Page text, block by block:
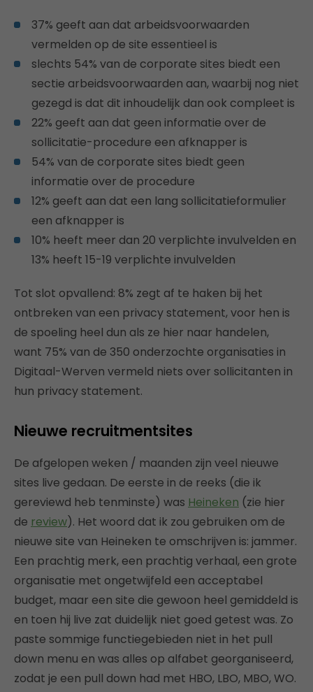
37% geeft aan dat arbeidsvoorwaarden
vermelden op de site essentieel is
slechts 54% van de corporate sites biedt een
sectie arbeidsvoorwaarden aan, waarbij nog niet
gezegd is dat dit inhoudelijk dan ook compleet is
22% geeft aan dat geen informatie over de
sollicitatie-procedure een afknapper is
54% van de corporate sites biedt geen
informatie over de procedure
12% geeft aan dat een lang sollicitatieformulier
een afknapper is
10% heeft meer dan 20 verplichte invulvelden en
13% heeft 15-19 verplichte invulvelden
Tot slot opvallend: 8% zegt af te haken bij het
ontbreken van een privacy statement, voor hen is
de spoeling heel dun als ze hier naar handelen,
want 75% van de 350 onderzochte organisaties in
Digitaal-Werven vermeld niets over sollicitanten in
hun privacy statement.
Nieuwe recruitmentsites
De afgelopen weken / maanden zijn veel nieuwe
sites live gedaan. De eerste in de reeks (die ik
gereviewd heb tenminste) was Heineken (zie hier
de review). Het woord dat ik zou gebruiken om de
nieuwe site van Heineken te omschrijven is: jammer.
Een prachtig merk, een prachtig verhaal, een grote
organisatie met ongetwijfeld een acceptabel
budget, maar een site die gewoon heel gemiddeld is
en toen hij live zat duidelijk niet goed getest was. Zo
paste sommige functiegebieden niet in het pull
down menu en was alles op alfabet georganiseerd,
zodat je een pull down had met HBO, LBO, MBO, WO.